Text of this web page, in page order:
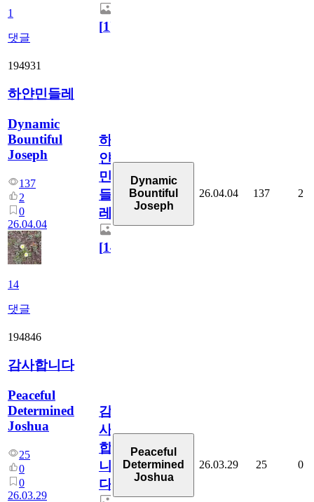
1
댓글
[1]
194931
하얀민들레
Dynamic
Bountiful
Joseph
137
2
0
26.04.04
14
댓글
하
얀
민
들
레
[14
Dynamic
Bountiful
Joseph
26.04.04 137 2
194846
감사합니다
Peaceful
Determined
Joshua
25
0
0
26.03.29
감
사
합
니
다
Peaceful
Determined
Joshua
26.03.29 25 0